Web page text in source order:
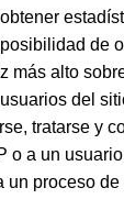
protectoras de
de
más alto
del
tratarse y
o a un
un proceso